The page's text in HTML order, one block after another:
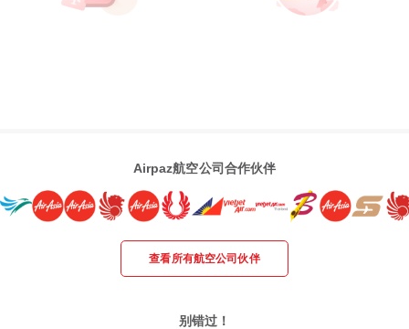
Airpaz航空公司合作伙伴
查看所有航空公司伙伴
别错过！